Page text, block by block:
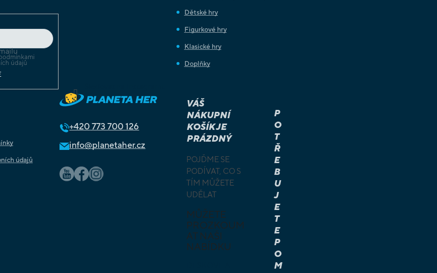
údajů
Dětské hry
Figurkové hry
Klasické hry
Doplňky
údajů
+420773 700 126
info@planetaher.cz
VÁŠ
NÁKUPNÍ
KOŠÍK JE
PRÁZDNÝ
POJĎME SE
PODÍVAT, CO S
TÍM MŮŽETE
UDĚLAT
MŮŽETE
PROZKOUM
AT NAŠI
NABÍDKU
P
O
T
Ř
E
B
U
J
E
T
E
P
O
M